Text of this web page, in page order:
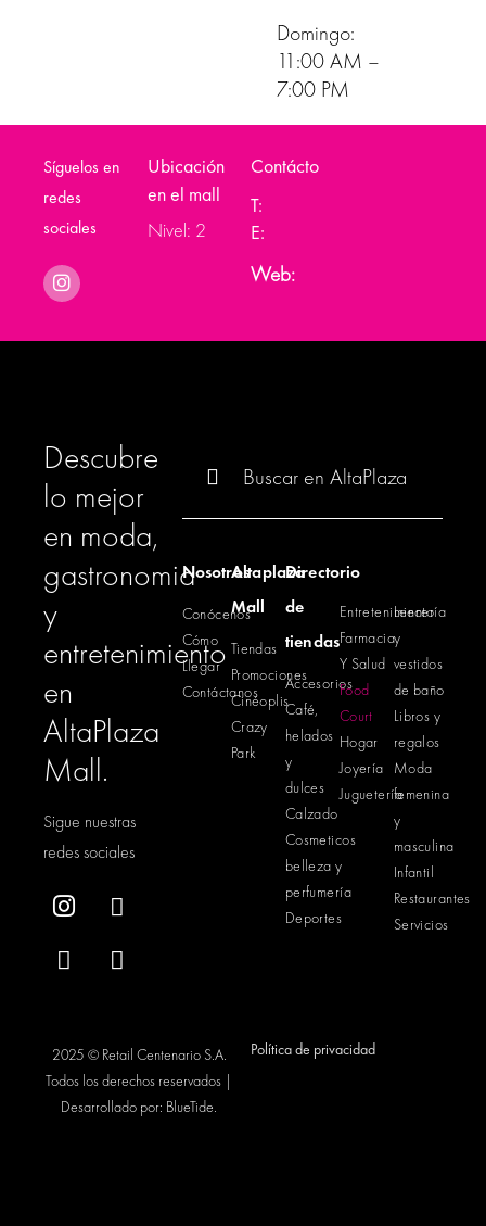
Domingo:
11:00 AM –
7:00 PM
Síguelos en
redes
sociales
Ubicación
en el mall
Nivel: 2
Contácto
T:
E:
Web:
Descubre
lo mejor
en moda,
gastronomia
y
entretenimiento
en
AltaPlaza
Mall.
Sigue nuestras
redes sociales
Nosotros
Conócenos
Cómo
Llegar
Contáctanos
Altaplaza
Mall
Tiendas
Promociones
Cinéoplis
Crazy
Park
Directorio
de
tiendas
Accesorios
Café,
helados
y
dulces
Calzado
Cosmeticos
belleza y
perfumería
Deportes
Entretenimiento
Farmacia
Y Salud
Food
Court
Hogar
Joyería
Juguetería
Lencería
y
vestidos
de baño
Libros y
regalos
Moda
femenina
y
masculina
Infantil
Restaurantes
Servicios
2025 © Retail Centenario S.A.
Todos los derechos reservados |
Desarrollado por: BlueTide.
Política de privacidad